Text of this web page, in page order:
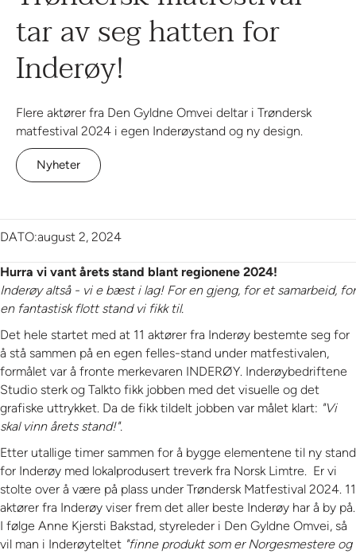
tar av seg hatten for
Inderøy!
Flere aktører fra Den Gyldne Omvei deltar i Trøndersk
matfestival 2024 i egen Inderøystand og ny design.
Nyheter
DATO:august 2, 2024
Hurra vi vant årets stand blant regionene 2024!
Inderøy altså - vi e bæst i lag! For en gjeng, for et samarbeid, for
en fantastisk flott stand vi fikk til.
Det hele startet med at 11 aktører fra Inderøy bestemte seg for
å stå sammen på en egen felles-stand under matfestivalen,
formålet var å fronte merkevaren INDERØY. Inderøybedriftene
Studio sterk og Talkto fikk jobben med det visuelle og det
grafiske uttrykket. Da de fikk tildelt jobben var målet klart: "Vi
skal vinn årets stand!".
Etter utallige timer sammen for å bygge elementene til ny stand
for Inderøy med lokalprodusert treverk fra Norsk Limtre. Er vi
stolte over å være på plass under Trøndersk Matfestival 2024. 11
aktører fra Inderøy viser frem det aller beste Inderøy har å by på.
I følge Anne Kjersti Bakstad, styreleder i Den Gyldne Omvei, så
vil man i Inderøyteltet "finne produkt som er Norgesmestere og